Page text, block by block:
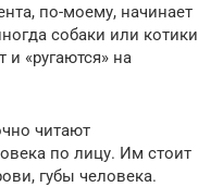
по-моему, начинает
собаки или котики
«ругаются» на
читают
по лицу. Им стоит
губы человека.